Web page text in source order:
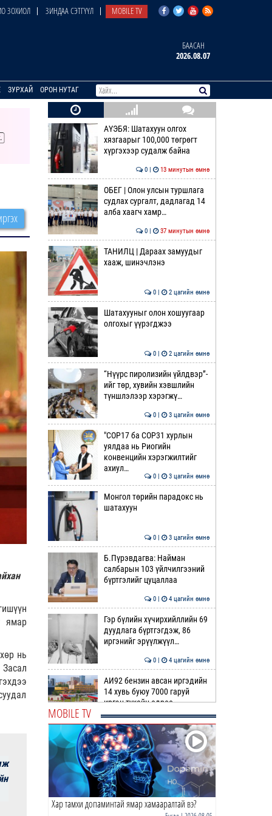
ЗОХИОЛ ЗИНДАА СЭТГҮҮЛ MOBILE TV
БААСАН
2026.08.07
ЗУРХАЙ ОРОН НУТАГ
ямар
нь
АҮЭБЯ: Шатахуун олгох
хязгаарыг 100,000 төгрөгт
хүргэхээр судалж байна
0 | 13 минутын өмнө
ОБЕГ | Олон улсын туршлага
судлах сургалт, дадлагад 14
алба хаагч хамр…
0 | 37 минутын өмнө
ТАНИЛЦ | Дараах замуудыг
хааж, шинэчлэнэ
0 | 2 цагийн өмнө
Шатахууныг олон хошуугаар
олгохыг үүрэгджээ
0 | 2 цагийн өмнө
“Нүүрс пиролизийн үйлдвэр”-
ийг төр, хувийн хэвшлийн
түншлэлээр хэрэгжү…
0 | 3 цагийн өмнө
"COP17 ба COP31 хурлын
уялдаа нь Риогийн
конвенцийн хэрэгжилтийг
ахиул…
0 | 3 цагийн өмнө
Монгол төрийн парадокс нь
шатахуун
0 | 3 цагийн өмнө
Б.Пүрэвдагва: Найман
салбарын 103 үйлчилгээний
бүртгэлийг цуцаллаа
0 | 4 цагийн өмнө
Гэр бүлийн хүчирхийллийн 69
дуудлага бүртгэгдэж, 86
иргэнийг эрүүлжүүл…
0 | 4 цагийн өмнө
АИ92 бензин авсан иргэдийн
14 хувь буюу 7000 гаруй
иргэн тухайн өдрөө …
Жолоодох эрхгүй үедээ
согтуугаар тээврийн хэрэгсэл
жолоодсон 7 гэмт хэ…
0 | 5 цагийн өмнө
Ноцтой зөрчил гаргасан
MOBILE TV
Хар тамхи допаминтай ямар хамааралтай вэ?